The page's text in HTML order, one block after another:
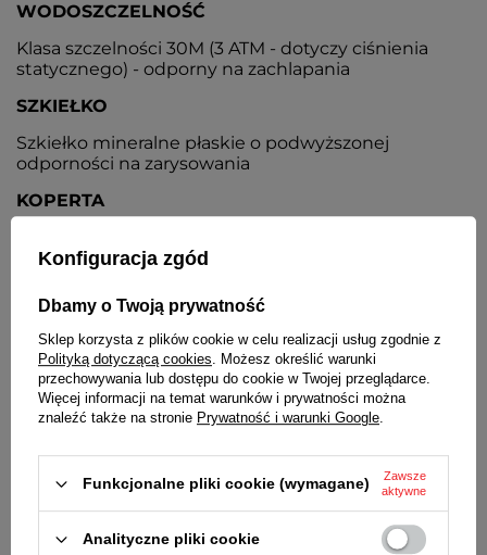
WODOSZCZELNOŚĆ
Klasa szczelności 30M (3 ATM - dotyczy ciśnienia
statycznego) - odporny na zachlapania
SZKIEŁKO
Szkiełko mineralne płaskie o podwyższonej
odporności na zarysowania
KOPERTA
antyalergiczną powłoką IP w kolorze żółtego złota,
TARCZA
Kolor biały, kontrastowe czarne wskazówki i indeksy
BRANSOLETA
Stalowa, nierdzewna, rozciągana, pokryta odporną
Brak - bransoleta rozciągana
Konfiguracja zgód
Dbamy o Twoją prywatność
Sklep korzysta z plików cookie w celu realizacji usług zgodnie z
Polityką dotyczącą cookies. Możesz określić warunki
przechowywania lub dostępu do cookie w Twojej przeglądarce.
Więcej informacji na temat warunków i prywatności można
znaleźć także na stronie Prywatność i warunki Google.
Funkcjonalne pliki cookie (wymagane)
Zawsze
aktywne
Analityczne pliki cookie